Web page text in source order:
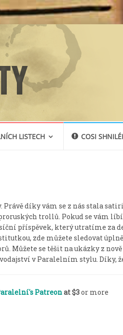
LISTECH COSI
díky vám se z nás stala
trollů. Pokud se vám líbí
příspěvek, který utratíme za
zde můžete sledovat
Můžete se těšit na ukázky z
v Paralelním stylu. Díky,
Patreonat $3or more